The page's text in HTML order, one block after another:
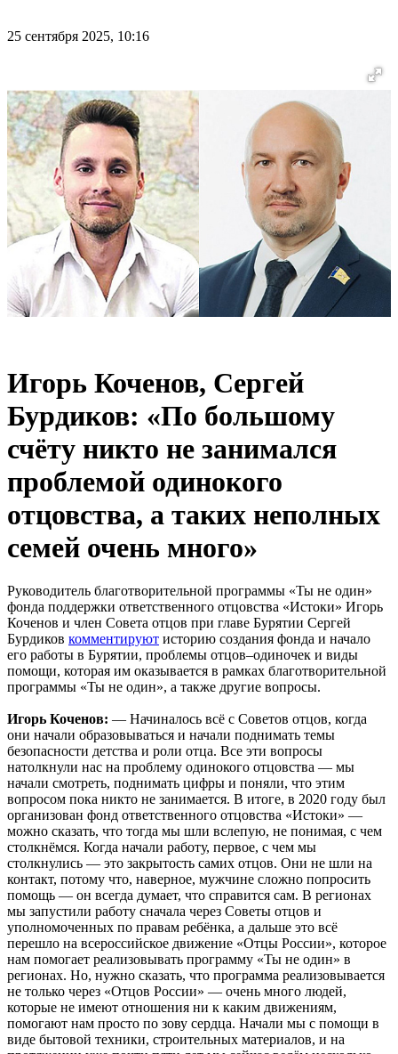
25 сентября 2025, 10:16
Игорь Коченов, Сергей
Бурдиков: «По большому
счёту никто не занимался
проблемой одинокого
отцовства, а таких неполных
семей очень много»
Руководитель благотворительной программы «Ты не один»
фонда поддержки ответственного отцовства «Истоки» Игорь
Коченов и член Совета отцов при главе Бурятии Сергей
Бурдиков комментируют историю создания фонда и начало
его работы в Бурятии, проблемы отцов–одиночек и виды
помощи, которая им оказывается в рамках благотворительной
программы «Ты не один», а также другие вопросы.
Игорь Коченов: — Начиналось всё с Советов отцов, когда
они начали образовываться и начали поднимать темы
безопасности детства и роли отца. Все эти вопросы
натолкнули нас на проблему одинокого отцовства — мы
начали смотреть, поднимать цифры и поняли, что этим
вопросом пока никто не занимается. В итоге, в 2020 году был
организован фонд ответственного отцовства «Истоки» —
можно сказать, что тогда мы шли вслепую, не понимая, с чем
столкнёмся. Когда начали работу, первое, с чем мы
столкнулись — это закрытость самих отцов. Они не шли на
контакт, потому что, наверное, мужчине сложно попросить
помощь — он всегда думает, что справится сам. В регионах
мы запустили работу сначала через Советы отцов и
уполномоченных по правам ребёнка, а дальше это всё
перешло на всероссийское движение «Отцы России», которое
нам помогает реализовывать программу «Ты не один» в
регионах. Но, нужно сказать, что программа реализовывается
не только через «Отцов России» — очень много людей,
которые не имеют отношения ни к каким движениям,
помогают нам просто по зову сердца. Начали мы с помощи в
виде бытовой техники, строительных материалов, и на